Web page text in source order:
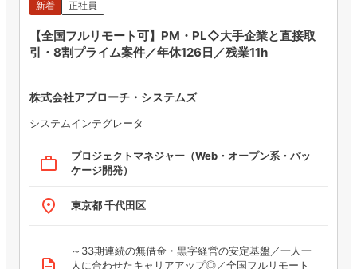
新着 正社員
【全国フルリモート可】PM・PL◇大手企業と直接取
引・8割プライム案件／年休126日／残業11h
株式会社アプローチ・システムズ
システムインテグレータ
work_outline
プロジェクトマネジャー（Web・オープン系・パッ
ケージ開発）
place 東京都 千代田区
～33期連続の無借金・黒字経営の安定基盤／一人一
人に合わせたキャリアアップ◎／全国フルリモート